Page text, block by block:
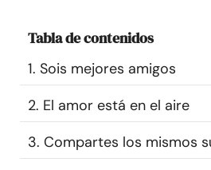
Comunidad
Encuentra un terapeuta
Idioma
Tabla de contenidos
1. Sois mejores amigos
2. El amor está en el aire
3. Compartes los mismos